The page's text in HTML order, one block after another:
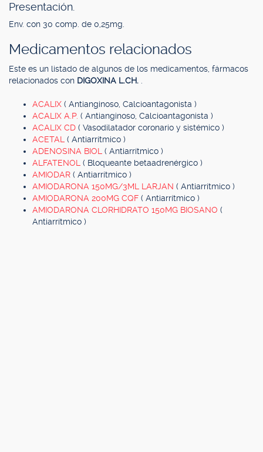
Presentación.
Env. con 30 comp. de 0,25mg.
Medicamentos relacionados
Este es un listado de algunos de los medicamentos, fármacos
relacionados con DIGOXINA L.CH.
ACALIX ( Antianginoso, Calcioantagonista )
ACALIX A.P. ( Antianginoso, Calcioantagonista )
ACALIX CD ( Vasodilatador coronario y sistémico )
ACETAL ( Antiarrítmico )
ADENOSINA BIOL ( Antiarrítmico )
ALFATENOL ( Bloqueante betaadrenérgico )
AMIODAR ( Antiarrítmico )
AMIODARONA 150MG/3ML LARJAN ( Antiarrítmico )
AMIODARONA 200MG CQF ( Antiarrítmico )
AMIODARONA CLORHIDRATO 150MG BIOSANO (
Antiarrítmico )